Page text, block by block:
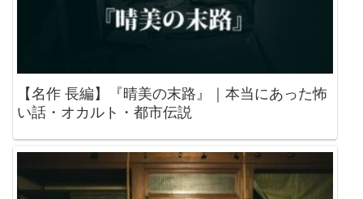
【名作 長編】『晴美の末路』｜本当にあった怖
い話・オカルト・都市伝説